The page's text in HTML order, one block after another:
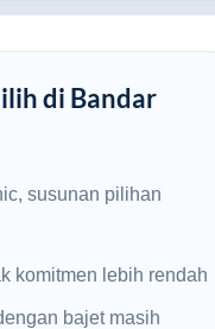
di Bandar
susunan pilihan
komitmen lebih rendah
bajet masih